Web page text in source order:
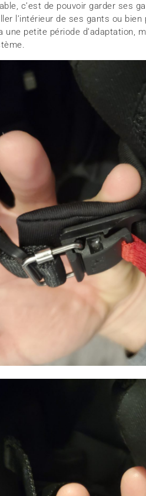
c’est de pouvoir garder ses
l’intérieur de ses gants ou bien
petite période d’adaptation,